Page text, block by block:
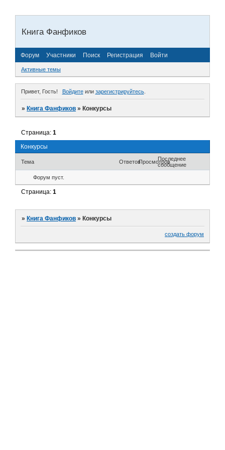
Книга Фанфиков
Форум Участники Поиск Регистрация Войти
Активные темы
Привет, Гость! Войдитеили зарегистрируйтесь.
»Книга Фанфиков »Конкурсы
Конкурсы
Страница:1
Тема ОтветовПросмотровПоследнее
сообщение
Форум пуст.
Страница:1
»Книга Фанфиков »Конкурсы
создать форум